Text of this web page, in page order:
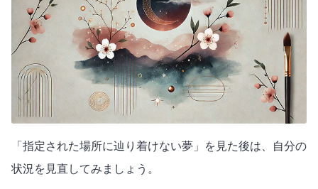
「指定された場所に辿り着けない夢」を見た後は、自分の
状況を見直してみましょう。